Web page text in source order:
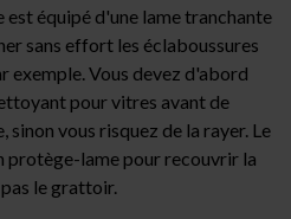
équipé d'une lame tranchante
sans effort les éclaboussures
exemple. Vous devez d'abord
pour vitres avant de
vous risquez de la rayer. Le
lame pour recouvrir la
le grattoir.